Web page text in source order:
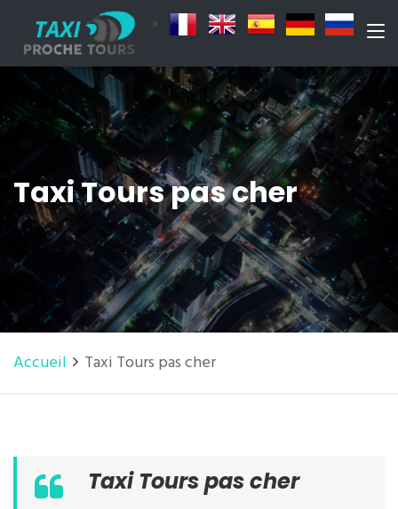
Taxi Tours pas cher
Accueil Taxi Tours pas cher
Taxi Tours pas cher